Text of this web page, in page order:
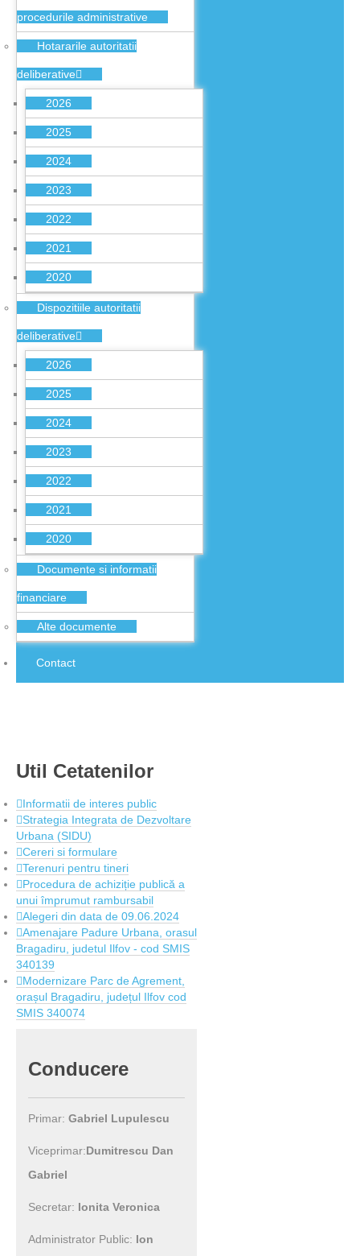
procedurile administrative
Hotararile autoritatii
deliberative
2026
2025
2024
2023
2022
2021
2020
Dispozitiile autoritatii
deliberative
2026
2025
2024
2023
2022
2021
2020
Documente si informatii
financiare
Alte documente
Contact
Util Cetatenilor
Informatii de interes public
Strategia Integrata de Dezvoltare
Urbana (SIDU)
Cereri si formulare
Terenuri pentru tineri
Procedura de achiziție publică a
unui împrumut rambursabil
Alegeri din data de 09.06.2024
Amenajare Padure Urbana, orasul
Bragadiru, judetul Ilfov - cod SMIS
340139
Modernizare Parc de Agrement,
orașul Bragadiru, județul Ilfov cod
SMIS 340074
Conducere
Primar: Gabriel Lupulescu
Viceprimar:Dumitrescu Dan
Gabriel
Secretar: Ionita Veronica
Administrator Public: Ion